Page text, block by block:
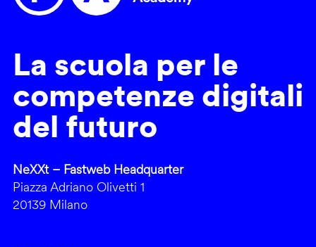
La scuola per le
competenze digitali
del futuro
NeXXt – Fastweb Headquarter
Piazza Adriano Olivetti 1
20139 Milano